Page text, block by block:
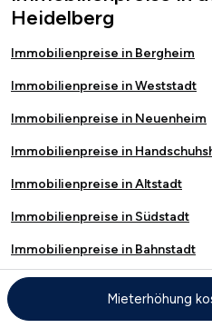
Heidelberg
Immobilienpreise in Bergheim
Immobilienpreise in Weststadt
Immobilienpreise in Neuenheim
Immobilienpreise in
Immobilienpreise in Altstadt
Immobilienpreise in Südstadt
Immobilienpreise in Bahnstadt
Immobilienpreise in Rohrbach
Mieterhöhung